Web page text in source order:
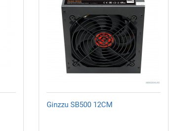
Ginzzu SB500 12CM